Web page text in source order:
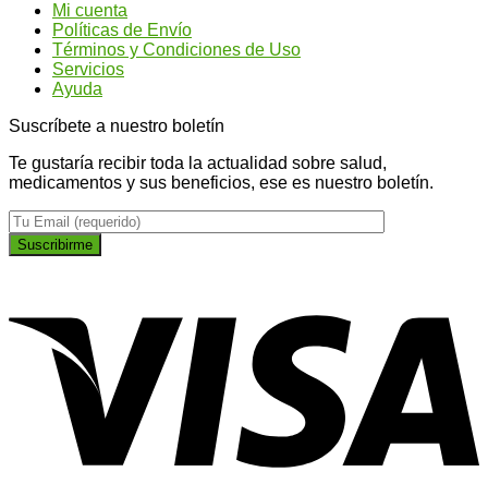
Ginseng?
Mi cuenta
Políticas de Envío
Términos y Condiciones de Uso
Servicios
Ayuda
Suscríbete a nuestro boletín
Te gustaría recibir toda la actualidad sobre salud,
medicamentos y sus beneficios, ese es nuestro boletín.